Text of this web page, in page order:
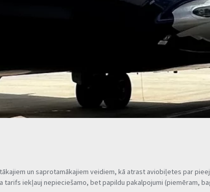
un saprotamākajiem veidiem, kā atrast aviobiļetes par
iekļauj nepieciešamo, bet papildu pakalpojumi (piemēram,